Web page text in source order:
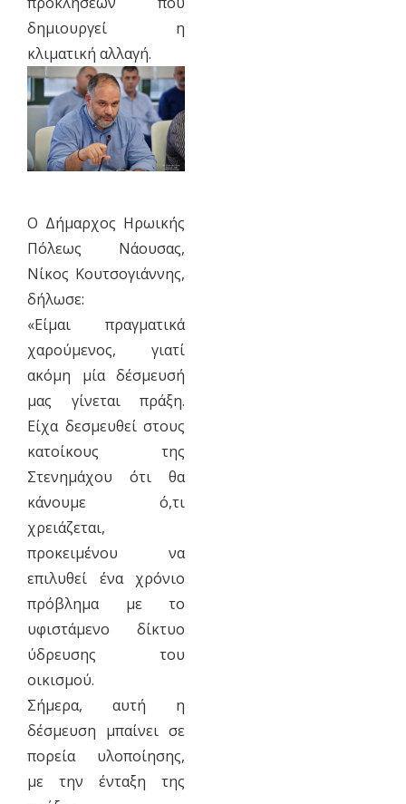
δημιουργεί η
κλιματική αλλαγή.
Ο Δήμαρχος Ηρωικής
Πόλεως Νάουσας,
Νίκος Κουτσογιάννης,
δήλωσε:
«Είμαι πραγματικά
χαρούμενος, γιατί
ακόμη μία δέσμευσή
μας γίνεται πράξη.
Είχα δεσμευθεί στους
κατοίκους της
Στενημάχου ότι θα
κάνουμε ό,τι
χρειάζεται,
προκειμένου να
επιλυθεί ένα χρόνιο
πρόβλημα με το
υφιστάμενο δίκτυο
ύδρευσης του
οικισμού.
Σήμερα, αυτή η
δέσμευση μπαίνει σε
πορεία υλοποίησης,
με την ένταξη της